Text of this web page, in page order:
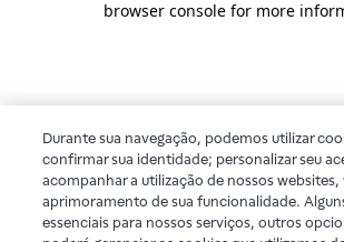
browser console for more
Durante sua navegação, podemos utilizar
confirmar sua identidade; personalizar seu
acompanhar a utilização de nossos websites,
aprimoramento de sua funcionalidade.
essenciais para nossos serviços, outros